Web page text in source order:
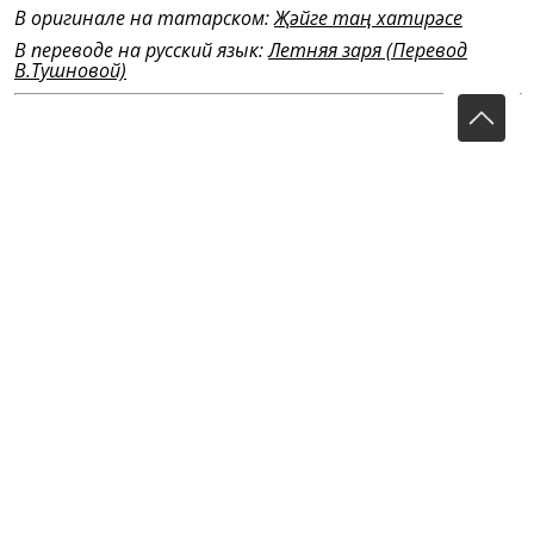
В оригинале на татарском:Җәйге таң хатирәсе
В переводе на русский язык:Летняя заря (Перевод
В.Тушновой)